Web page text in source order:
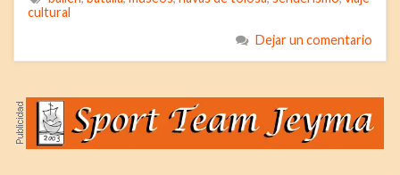
cultural
Dejar un comentario